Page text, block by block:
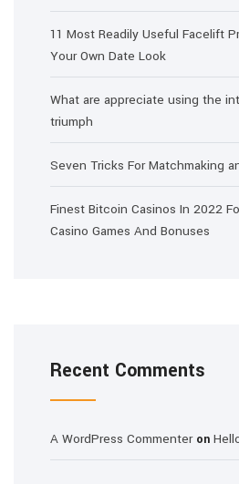
11 Most Readily Useful Facelift
Your Own Date Look
What are appreciate using the
triumph
Seven Tricks For Matchmaking
Finest Bitcoin Casinos In 2022
Casino Games And Bonuses
Recent Comments
A WordPress Commenteron